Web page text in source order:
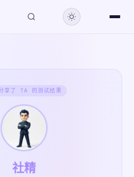
享了 TA 的测试结果
社精